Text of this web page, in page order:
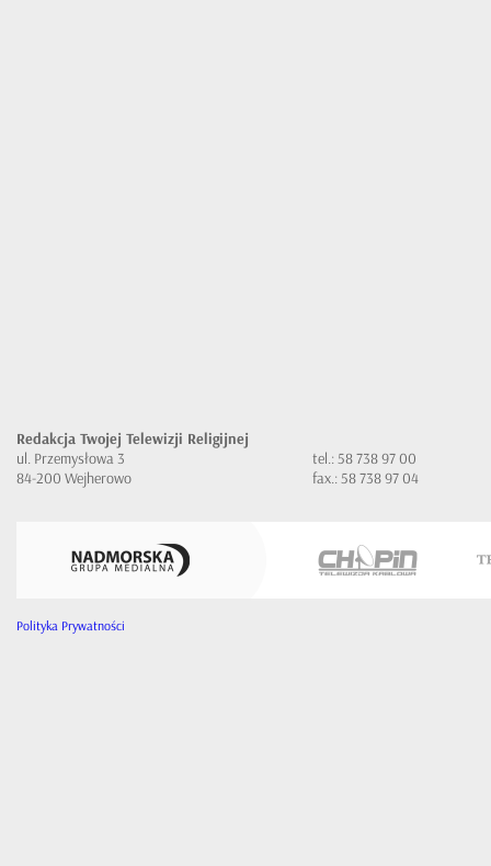
Redakcja Twojej Telewizji Religijnej
ul. Przemysłowa 3
84-200 Wejherowo
tel.: 58 738 97 00
fax.: 58 738 97 04
Polityka Prywatności